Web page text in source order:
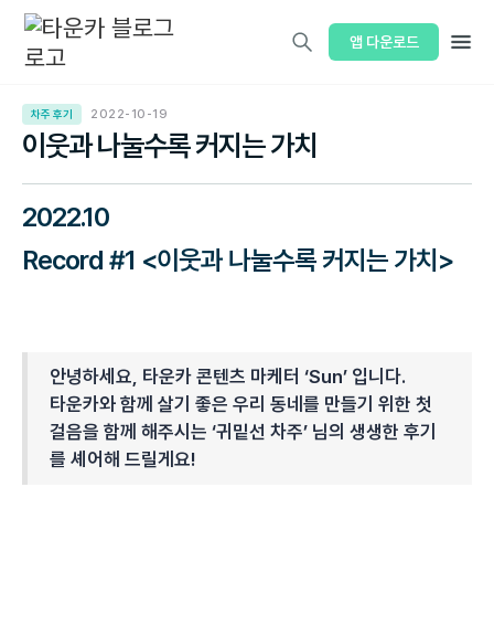
앱 다운로드
차주 후기 2022-10-19
이웃과 나눌수록 커지는 가치
2022.10
Record #1 <이웃과 나눌수록 커지는 가치>
안녕하세요, 타운카 콘텐츠 마케터 ‘Sun’ 입니다.
타운카와 함께 살기 좋은 우리 동네를 만들기 위한 첫
걸음을 함께 해주시는 ‘귀밑선 차주’ 님의 생생한 후기
를 셰어해 드릴게요!